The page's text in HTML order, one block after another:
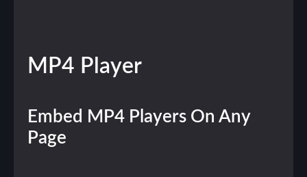
MP4 Player
Embed MP4 Players On Any
Page